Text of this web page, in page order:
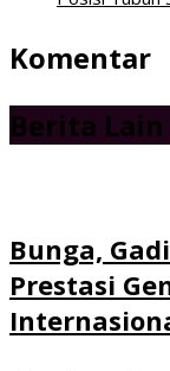
Komentar
Berita Lain
Bunga,
Prestasi